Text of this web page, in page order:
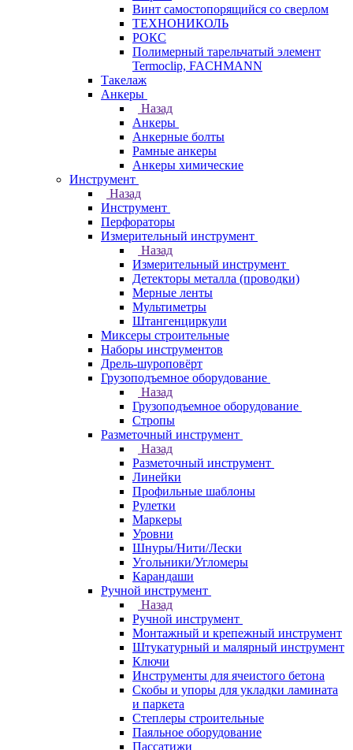
Винт самостопорящийся со сверлом
ТЕХНОНИКОЛЬ
РОКС
Полимерный тарельчатый элемент
Termoclip, FACHMANN
Такелаж
Анкеры
Назад
Анкеры
Анкерные болты
Рамные анкеры
Анкеры химические
Инструмент
Назад
Инструмент
Перфораторы
Измерительный инструмент
Назад
Измерительный инструмент
Детекторы металла (проводки)
Мерные ленты
Мультиметры
Штангенциркули
Миксеры строительные
Наборы инструментов
Дрель-шуроповёрт
Грузоподъемное оборудование
Назад
Грузоподъемное оборудование
Стропы
Разметочный инструмент
Назад
Разметочный инструмент
Линейки
Профильные шаблоны
Рулетки
Маркеры
Уровни
Шнуры/Нити/Лески
Угольники/Угломеры
Карандаши
Ручной инструмент
Назад
Ручной инструмент
Монтажный и крепежный инструмент
Штукатурный и малярный инструмент
Ключи
Инструменты для ячеистого бетона
Скобы и упоры для укладки ламината
и паркета
Степлеры строительные
Паяльное оборудование
Пассатижи